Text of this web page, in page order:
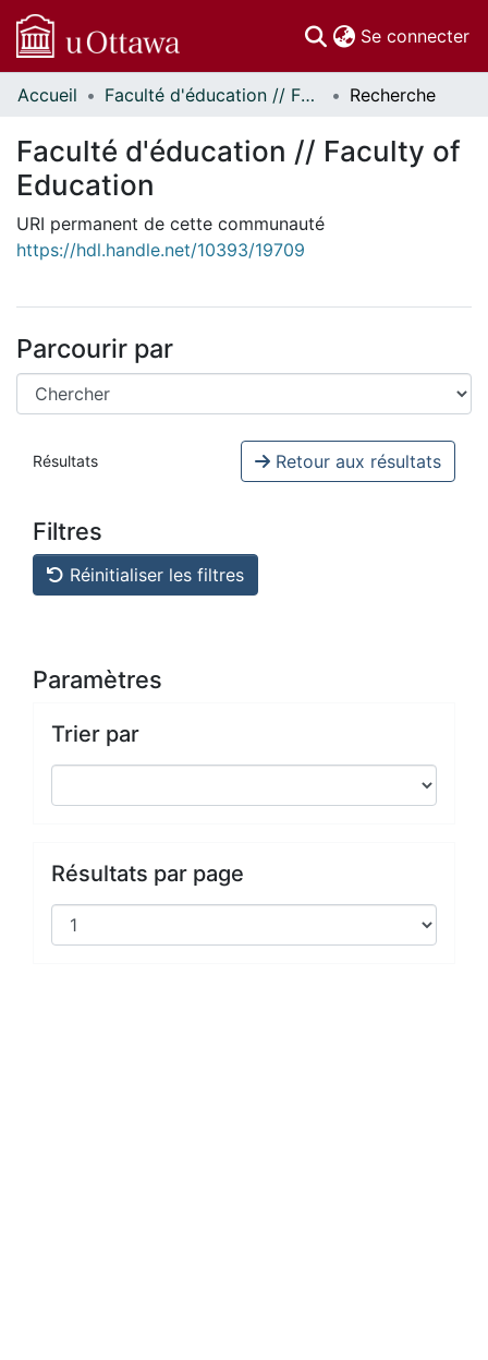
Se connecter
Communautés
Parcourir
Statistiques
À propos
Accueil Faculté d'éducation // Faculty of Education Recherche
Faculté d'éducation // Faculty of
Education
URI permanent de cette communauté
https://hdl.handle.net/10393/19709
Parcourir par
Résultats Retour aux résultats
Filtres
Réinitialiser les filtres
Paramètres
Trier par
Résultats par page